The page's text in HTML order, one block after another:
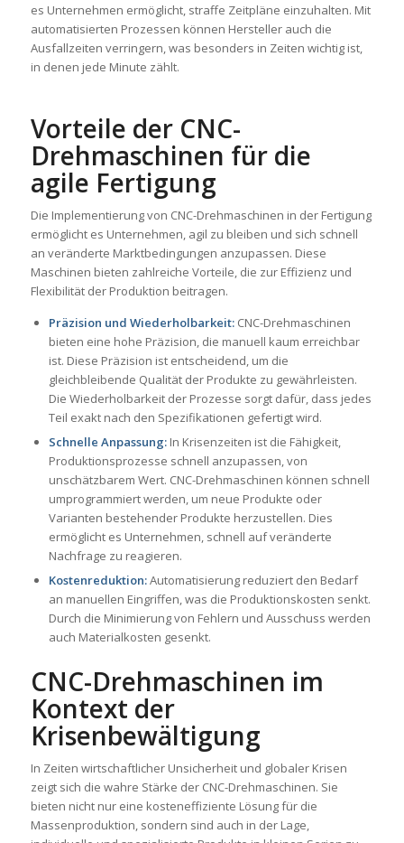
es Unternehmen ermöglicht, straffe Zeitpläne einzuhalten. Mit
automatisierten Prozessen können Hersteller auch die
Ausfallzeiten verringern, was besonders in Zeiten wichtig ist,
in denen jede Minute zählt.
Vorteile der CNC-
Drehmaschinen für die
agile Fertigung
Die Implementierung von CNC-Drehmaschinen in der Fertigung
ermöglicht es Unternehmen, agil zu bleiben und sich schnell
an veränderte Marktbedingungen anzupassen. Diese
Maschinen bieten zahlreiche Vorteile, die zur Effizienz und
Flexibilität der Produktion beitragen.
Präzision und Wiederholbarkeit:CNC-Drehmaschinen
bieten eine hohe Präzision, die manuell kaum erreichbar
ist. Diese Präzision ist entscheidend, um die
gleichbleibende Qualität der Produkte zu gewährleisten.
Die Wiederholbarkeit der Prozesse sorgt dafür, dass jedes
Teil exakt nach den Spezifikationen gefertigt wird.
Schnelle Anpassung:In Krisenzeiten ist die Fähigkeit,
Produktionsprozesse schnell anzupassen, von
unschätzbarem Wert. CNC-Drehmaschinen können schnell
umprogrammiert werden, um neue Produkte oder
Varianten bestehender Produkte herzustellen. Dies
ermöglicht es Unternehmen, schnell auf veränderte
Nachfrage zu reagieren.
Kostenreduktion:Automatisierung reduziert den Bedarf
an manuellen Eingriffen, was die Produktionskosten senkt.
Durch die Minimierung von Fehlern und Ausschuss werden
auch Materialkosten gesenkt.
CNC-Drehmaschinen im
Kontext der
Krisenbewältigung
In Zeiten wirtschaftlicher Unsicherheit und globaler Krisen
zeigt sich die wahre Stärke der CNC-Drehmaschinen. Sie
bieten nicht nur eine kosteneffiziente Lösung für die
Massenproduktion, sondern sind auch in der Lage,